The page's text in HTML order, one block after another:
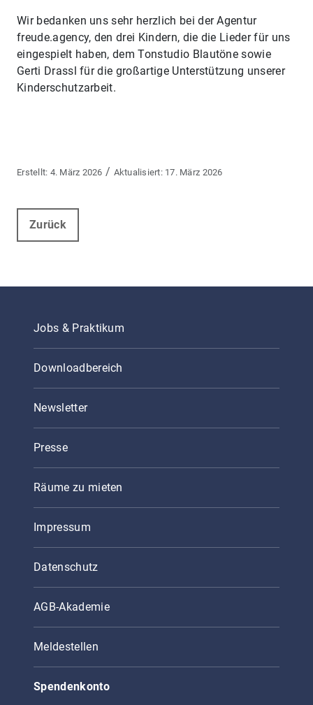
Wir bedanken uns sehr herzlich bei der Agentur
freude.agency, den drei Kindern, die die Lieder für uns
eingespielt haben, dem Tonstudio Blautöne sowie
Gerti Drassl für die großartige Unterstützung unserer
Kinderschutzarbeit.
4. März 2026 / 17. März 2026
Zurück
Jobs & Praktikum
Downloadbereich
Newsletter
Presse
Räume zu mieten
Impressum
Datenschutz
AGB-Akademie
Meldestellen
Spendenkonto